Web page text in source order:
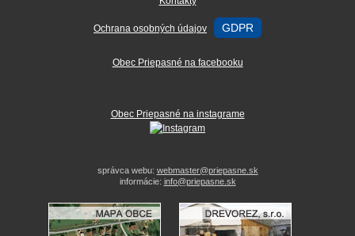
Ochrana osobných údajov GDPR
Obec Priepasné na facebooku
Obec Priepasné na instagrame
správca webu: webmaster@priepasne.sk
informácie: info@priepasne.sk